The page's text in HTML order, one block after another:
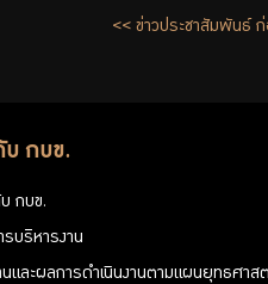
<< ข่าวประชาสัมพันธ์
บ กบข.
กบข.
รบริหารงาน
นและผลการดำเนินงานตามแผนยุทธศาส